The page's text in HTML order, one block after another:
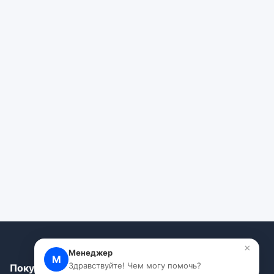
Покупателям
М
Менеджер
Здравствуйте! Чем могу помочь?
×